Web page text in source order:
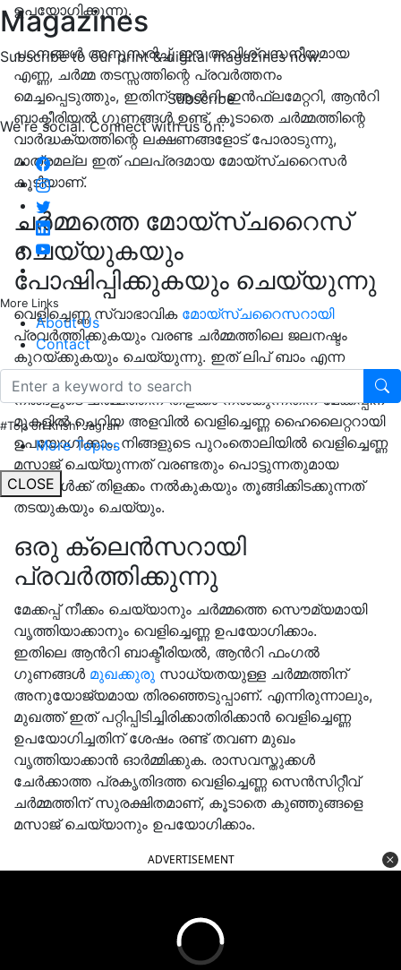
Magazines
Subscribe to our print & digital magazines now.
Subscribe
We're social. Connect with us on:
More Links
About Us
Contact
#Top on Krishi Jagran
More Topics
CLOSE
ഉപയോഗിക്കുന്നു.
പഠനങ്ങൾ അനുസരിച്ച്, ഈ അവിശ്വസനീയമായ
എണ്ണ, ചർമ്മ തടസ്സത്തിന്റെ പ്രവർത്തനം
മെച്ചപ്പെടുത്തും, ഇതിന് ആൻറി-ഇൻഫ്ലമേറ്ററി, ആൻറി
ബാക്ടീരിയൽ ഗുണങ്ങൾ ഉണ്ട്, കൂടാതെ ചർമ്മത്തിന്റെ
വാർദ്ധക്യത്തിന്റെ ലക്ഷണങ്ങളോട് പോരാടുന്നു,
മാത്രമല്ല ഇത് ഫലപ്രദമായ മോയ്സ്ചറൈസർ
കൂടിയാണ്.
ചർമ്മത്തെ മോയ്സ്ചറൈസ്
ചെയ്യുകയും
പോഷിപ്പിക്കുകയും ചെയ്യുന്നു
വെളിച്ചെണ്ണ സ്വാഭാവിക മോയ്സ്ചറൈസറായി
പ്രവർത്തിക്കുകയും വരണ്ട ചർമ്മത്തിലെ ജലനഷ്ടം
കുറയ്ക്കുകയും ചെയ്യുന്നു. ഇത് ലിപ് ബാം എന്ന
നിലയിലും മികച്ച രീതിയിൽ പ്രവർത്തിക്കുന്നു.
നിങ്ങളുടെ ചർമ്മത്തിന് തിളക്കം നൽകുന്നതിന് മേക്കപ്പിന്
മുകളിൽ ചെറിയ അളവിൽ വെളിച്ചെണ്ണ ഹൈലൈറ്ററായി
ഉപയോഗിക്കാം. നിങ്ങളുടെ പുറംതൊലിയിൽ വെളിച്ചെണ്ണ
മസാജ് ചെയ്യുന്നത് വരണ്ടതും പൊട്ടുന്നതുമായ
നഖങ്ങൾക്ക് തിളക്കം നൽകുകയും തൂങ്ങിക്കിടക്കുന്നത്
തടയുകയും ചെയ്യും.
ഒരു ക്ലെൻസറായി
പ്രവർത്തിക്കുന്നു
മേക്കപ്പ് നീക്കം ചെയ്യാനും ചർമ്മത്തെ സൌമ്യമായി
വൃത്തിയാക്കാനും വെളിച്ചെണ്ണ ഉപയോഗിക്കാം.
ഇതിലെ ആൻറി ബാക്ടീരിയൽ, ആൻറി ഫംഗൽ
ഗുണങ്ങൾ മുഖക്കുരു സാധ്യതയുള്ള ചർമ്മത്തിന്
അനുയോജ്യമായ തിരഞ്ഞെടുപ്പാണ്. എന്നിരുന്നാലും,
മുഖത്ത് ഇത് പറ്റിപ്പിടിച്ചിരിക്കാതിരിക്കാൻ വെളിച്ചെണ്ണ
ഉപയോഗിച്ചതിന് ശേഷം രണ്ട് തവണ മുഖം
വൃത്തിയാക്കാൻ ഓർമ്മിക്കുക. രാസവസ്തുക്കൾ
ചേർക്കാത്ത പ്രകൃതിദത്ത വെളിച്ചെണ്ണ സെൻസിറ്റീവ്
ചർമ്മത്തിന് സുരക്ഷിതമാണ്, കൂടാതെ കുഞ്ഞുങ്ങളെ
മസാജ് ചെയ്യാനും ഉപയോഗിക്കാം.
ADVERTISEMENT